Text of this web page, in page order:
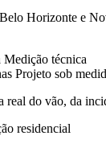
Horizonte e
Medição técnica
Projeto sob
do vão, da
residencial